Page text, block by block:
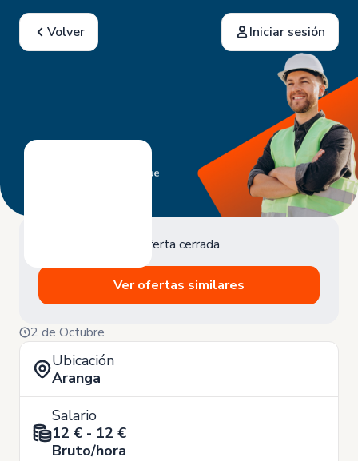
Volver Iniciar sesión
Oferta cerrada
Ver ofertas similares
2 de Octubre
Ubicación
Aranga
Salario
12 € - 12 €
Bruto/hora